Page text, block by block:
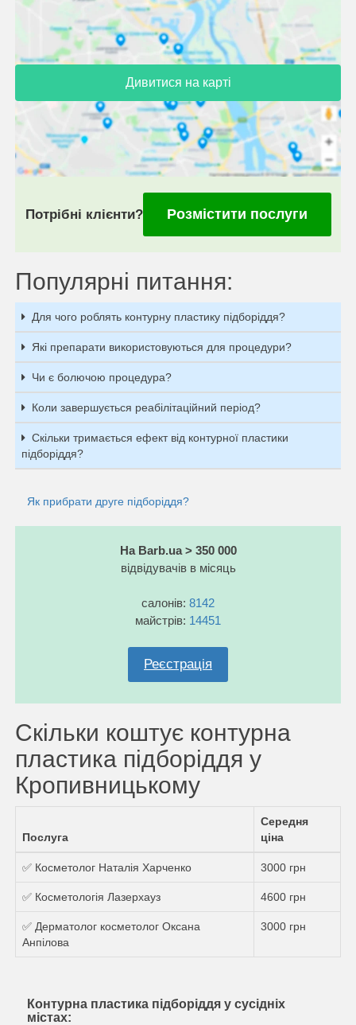
Дивитися на карті
Потрібні клієнти? Розмістити послуги
Популярні питання:
Для чого роблять контурну пластику підборіддя?
Які препарати використовуються для процедури?
Чи є болючою процедура?
Коли завершується реабілітаційний період?
Скільки тримається ефект від контурної пластики
підборіддя?
Як прибрати друге підборіддя?
На Barb.ua > 350 000
відвідувачів в місяць
салонів: 8142
майстрів: 14451
Реєстрація
Скільки коштує контурна
пластика підборіддя у
Кропивницькому
Послуга
Середня
ціна
✅ Косметолог Наталія Харченко 3000 грн
✅ Косметологія Лазерхауз 4600 грн
✅ Дерматолог косметолог Оксана
Анпілова
3000 грн
Контурна пластика підборіддя у сусідніх
містах: